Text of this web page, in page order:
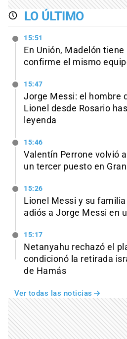
LO ÚLTIMO
15:51
En Unión, Madelón
confirme el mismo
15:47
Jorge Messi: el hombre
Lionel desde Rosario
leyenda
15:46
Valentín Perrone volvió
un tercer puesto en
15:26
Lionel Messi y su
adiós a Jorge Messi en
15:17
Netanyahu rechazó el
condicionó la retirada
de Hamás
Ver todas las noticias